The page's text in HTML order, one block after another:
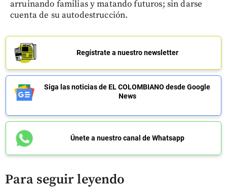
arruinando familias y matando futuros; sin darse
cuenta de su autodestrucción.
Regístrate a nuestro newsletter
Siga las noticias de EL COLOMBIANO desde Google
News
Únete a nuestro canal de Whatsapp
Para seguir leyendo